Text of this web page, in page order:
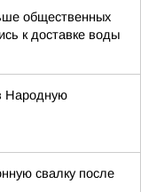
общественных
к доставке воды
Народную
свалку после